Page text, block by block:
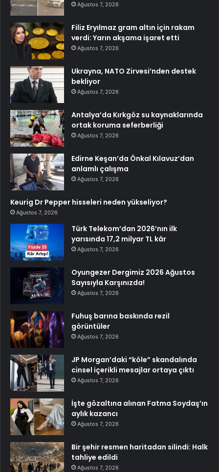
Ağustos 7, 2026
Filiz Eryılmaz gram altın için rakam
verdi: Yarın akşama işaret etti
Ağustos 7, 2026
Ukrayna, NATO Zirvesi’nden destek
bekliyor
Ağustos 7, 2026
Antalya’da Kırkgöz su kaynaklarında
ortak koruma seferberliği
Ağustos 7, 2026
Edirne Keşan’da Önkal Kılavuz’dan
anlamlı çalışma
Ağustos 7, 2026
Keurig Dr Pepper hisseleri neden yükseliyor?
Ağustos 7, 2026
Türk Telekom’dan 2026’nın ilk
yarısında 17,2 milyar TL kâr
Ağustos 7, 2026
Oyungezer Dergimiz 2026 Ağustos
Sayısıyla Karşınızda!
Ağustos 7, 2026
Fuhuş barına baskında rezil
görüntüler
Ağustos 7, 2026
JP Morgan’daki “köle” skandalında
cinsel içerikli mesajlar ortaya çıktı
Ağustos 7, 2026
İşte gözaltına alınan Fatma Soydaş’ın
aylık kazancı
Ağustos 7, 2026
Bir şehir resmen haritadan silindi: Halk
tahliye edildi
Ağustos 7, 2026